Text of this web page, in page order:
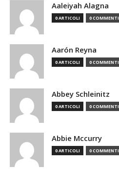
Aaleiyah Alagna
0 ARTICOLI 0 COMMENTI
Aarón Reyna
0 ARTICOLI 0 COMMENTI
Abbey Schleinitz
0 ARTICOLI 0 COMMENTI
Abbie Mccurry
0 ARTICOLI 0 COMMENTI